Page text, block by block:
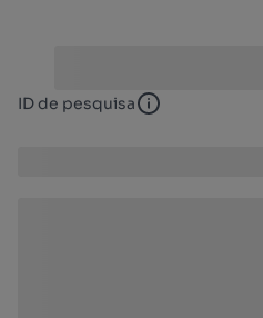
ID de pesquisa ID de pesquisa